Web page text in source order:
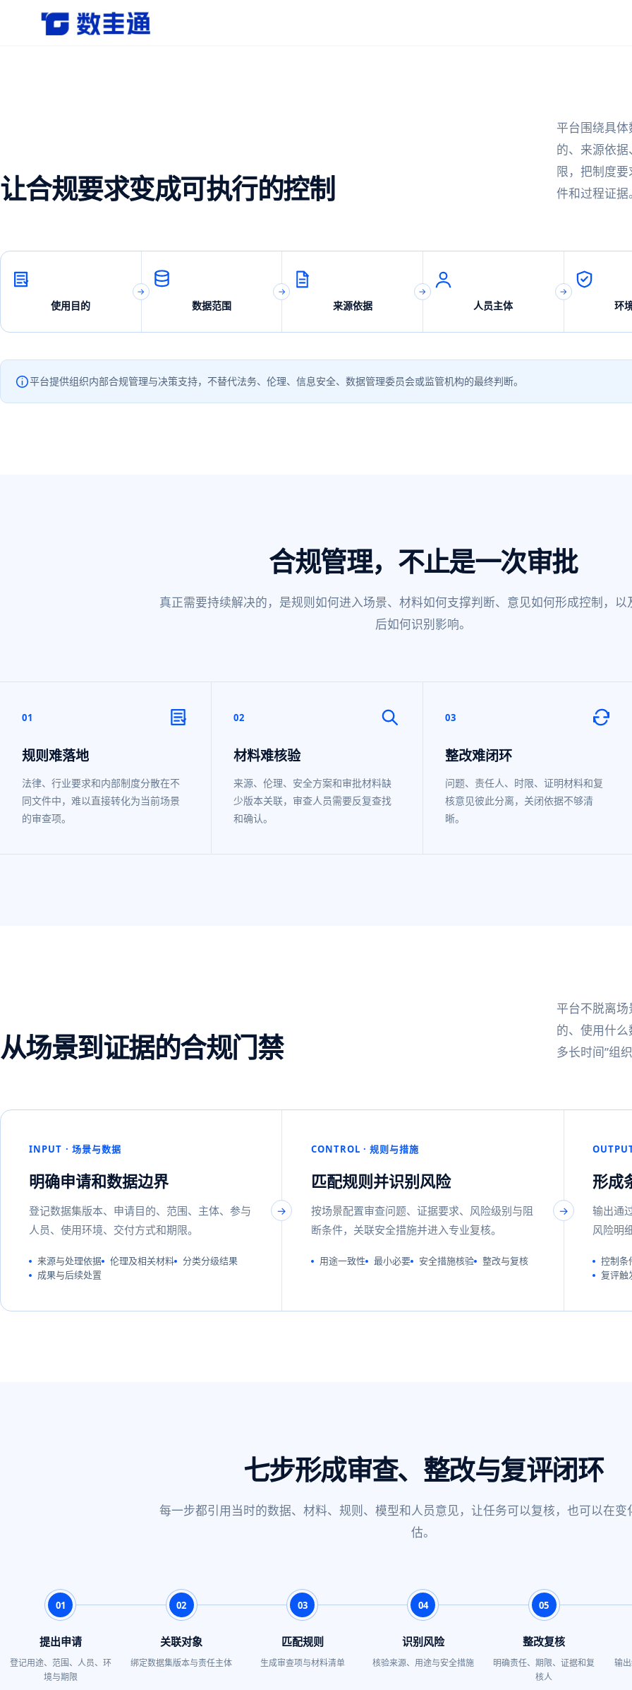
杭州数圭通科技有限公司-让数据安全流动，让数据释放价值
让合规要求变成可执行的控制
平台围绕具
的、来源依
限，把制度
件和过程证据。
使用目的 数据范围 来源依据 人员主体 环
平台提供组织内部合规管理与决策支持，不替代法务、伦理、信息安全、数据管理委员会或监管机构的最终判断。
合规管理，不止是一次审批
真正需要持续解决的，是规则如何进入场景、材料如何支撑判断、意见如何形成控制，以
后如何识别影响。
01
规则难落地
法律、行业要求和内部制度分散在不
同文件中，难以直接转化为当前场景
的审查项。
02
材料难核验
来源、伦理、安全方案和审批材料缺
少版本关联，审查人员需要反复查找
和确认。
03
整改难闭环
问题、责任人、时限、证明材料和复
核意见彼此分离，关闭依据不够清
晰。
从场景到证据的合规门禁
平台不脱离
的、使用什
多长时间”组织
INPUT · 场景与数据
明确申请和数据边界
登记数据集版本、申请目的、范围、主体、参与
人员、使用环境、交付方式和期限。
来源与处理依据 伦理及相关材料
分类分级结果
成果与后续处置
CONTROL · 规则与措施
匹配规则并识别风险
按场景配置审查问题、证据要求、风险级别与阻
断条件，关联安全措施并进入专业复核。
用途一致性 最小必要 安全措施核验 整改与复核
形成
输出通
风险明
控制条
复评触
七步形成审查、整改与复评闭环
每一步都引用当时的数据、材料、规则、模型和人员意见，让任务可以复核，也可以在变
估。
01
提出申请
登记用途、范围、人员、环
境与期限
02
关联对象
绑定数据集版本与责任主体
03
匹配规则
生成审查项与材料清单
04
识别风险
核验来源、用途与安全措施
05
整改复核
明确责任、期限、证据和复
核人
输